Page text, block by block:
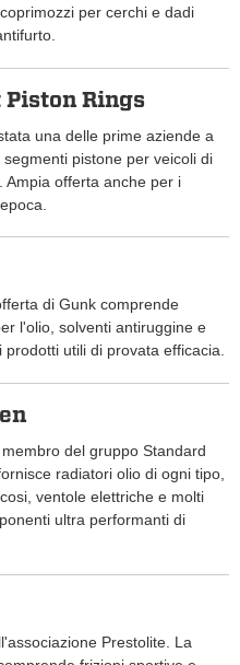
per cerchi e dadi
Piston Rings
una delle prime aziende a
segmenti pistone per veicoli di
Ampia offerta anche per i
di Gunk comprende
l'olio, solventi antiruggine e
prodotti utili di provata efficacia.
del gruppo Standard
radiatori olio di ogni tipo,
ventole elettriche e molti
ultra performanti di
Prestolite. La